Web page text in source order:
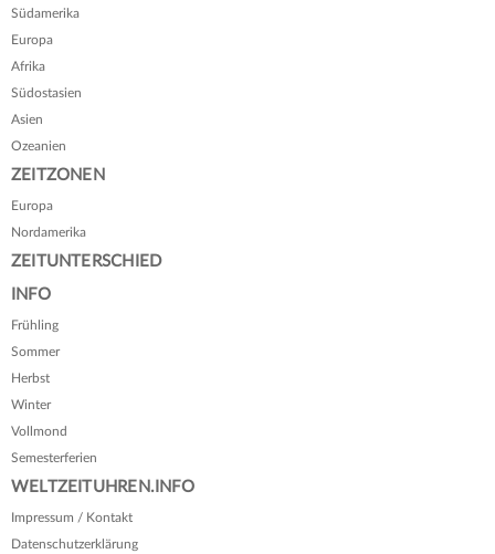
Südamerika
Europa
Afrika
Südostasien
Asien
Ozeanien
ZEITZONEN
Europa
Nordamerika
ZEITUNTERSCHIED
INFO
Frühling
Sommer
Herbst
Winter
Vollmond
Semesterferien
WELTZEITUHREN.INFO
Impressum / Kontakt
Datenschutzerklärung